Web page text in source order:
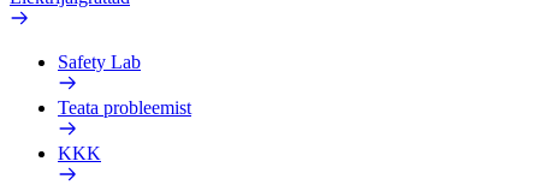
Safety Lab
Teata probleemist
KKK